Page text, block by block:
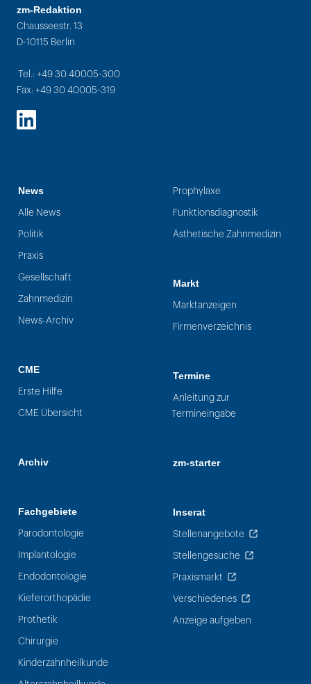
zm-Redaktion
Chausseestr. 13
D-10115 Berlin
Tel.: +49 30 40005-300
Fax: +49 30 40005-319
LinkedIn
News
Alle News
Politik
Praxis
Gesellschaft
Zahnmedizin
News-Archiv
CME
Erste Hilfe
CME Übersicht
Archiv
Fachgebiete
Parodontologie
Implantologie
Endodontologie
Kieferorthopädie
Prothetik
Chirurgie
Kinderzahnheilkunde
Prophylaxe
Funktionsdiagnostik
Ästhetische Zahnmedizin
Markt
Marktanzeigen
Firmenverzeichnis
Termine
Anleitung zur
Termineingabe
zm-starter
Inserat
Stellenangebote
Stellengesuche
Praxismarkt
Verschiedenes
Anzeige aufgeben